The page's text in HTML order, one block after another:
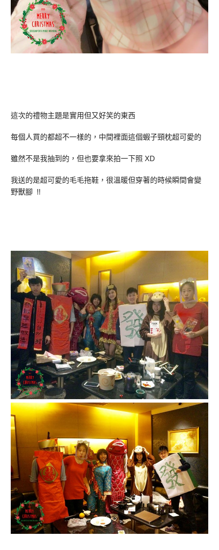
這次的禮物主題是實用但又好笑的東西
每個人買的都超不一樣的，中間裡面這個蝦子頸枕超可愛的
雖然不是我抽到的，但也要拿來拍一下照 XD
我送的是超可愛的毛毛拖鞋，很溫暖但穿著的時候瞬間會變
野獸腳 !!